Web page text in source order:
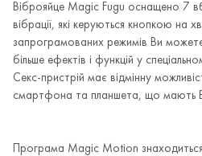
Віброяйце Magic Fugu оснащено 7
вібрації, які керуються кнопкою на
запрограмованих режимів Ви
більше ефектів і функцій у
Секс-пристрій має відмінну
смартфона та планшета, що мають
Програма Magic Motion